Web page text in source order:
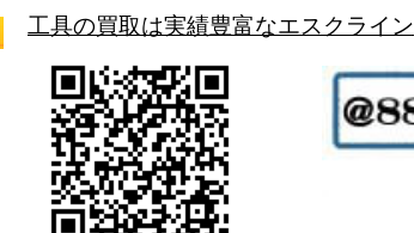
工具の買取は実績豊富なエスクライン